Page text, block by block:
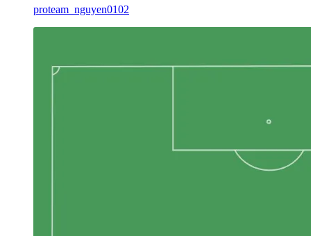
proteam_nguyen0102